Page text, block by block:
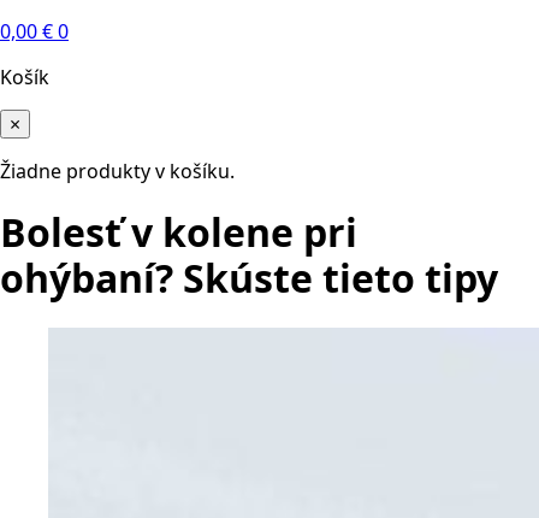
0,00€0
Košík
×
Žiadne produkty v košíku.
Bolesť v kolene pri
ohýbaní? Skúste tieto tipy